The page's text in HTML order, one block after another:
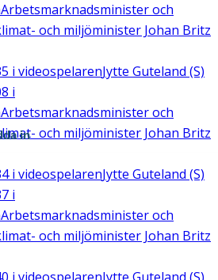
Arbetsmarknadsminister och
och miljöminister Johan Britz
i videospelarenJytte Guteland (S)
i
Arbetsmarknadsminister och
och miljöminister Johan Britz
i videospelarenJytte Guteland (S)
i
Arbetsmarknadsminister och
och miljöminister Johan Britz
in